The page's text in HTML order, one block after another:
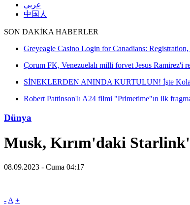
عربي
中国人
SON DAKİKA HABERLER
Greyeagle Casino Login for Canadians:
Çorum FK, Venezuelalı milli forvet Jesus Ramirez'i
SİNEKLERDEN ANINDA KURTULUN! İşte
Robert Pattinson'lı A24 filmi "Primetime"ın ilk
Dünya
Musk, Kırım'daki
08.09.2023 - Cuma 04:17
- A +